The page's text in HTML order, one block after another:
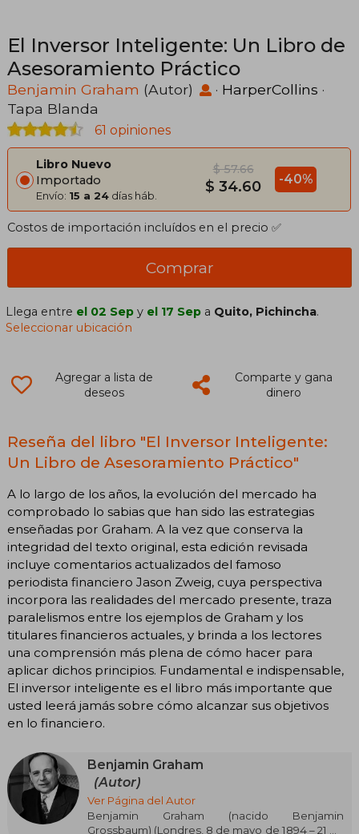
El Inversor Inteligente: Un Libro de
Asesoramiento Práctico
Benjamin Graham (Autor) · HarperCollins ·
Tapa Blanda
61 opiniones
Libro Nuevo
Importado
Envío: 15 a 24 días háb.
$ 57.66
$ 34.60 -40%
Costos de importación incluídos en el precio ✅
Comprar
Llega entre el 02 Sep y el 17 Sep a Quito, Pichincha.
Seleccionar ubicación
Agregar a lista de
deseos
Comparte y gana
dinero
Reseña del libro "El Inversor Inteligente:
Un Libro de Asesoramiento Práctico"
A lo largo de los años, la evolución del mercado ha
comprobado lo sabias que han sido las estrategias
enseñadas por Graham. A la vez que conserva la
integridad del texto original, esta edición revisada
incluye comentarios actualizados del famoso
periodista financiero Jason Zweig, cuya perspectiva
incorpora las realidades del mercado presente, traza
paralelismos entre los ejemplos de Graham y los
titulares financieros actuales, y brinda a los lectores
una comprensión más plena de cómo hacer para
aplicar dichos principios. Fundamental e indispensable,
El inversor inteligente es el libro más importante que
usted leerá jamás sobre cómo alcanzar sus objetivos
en lo financiero.
Benjamin Graham
(Autor)
Ver Página del Autor
Benjamin Graham (nacido Benjamin
Grossbaum) (Londres, 8 de mayo de 1894 – 21 de